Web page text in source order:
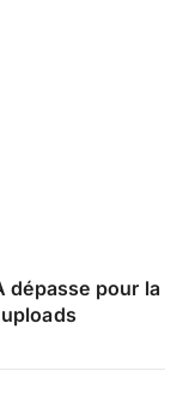
dépasse pour la